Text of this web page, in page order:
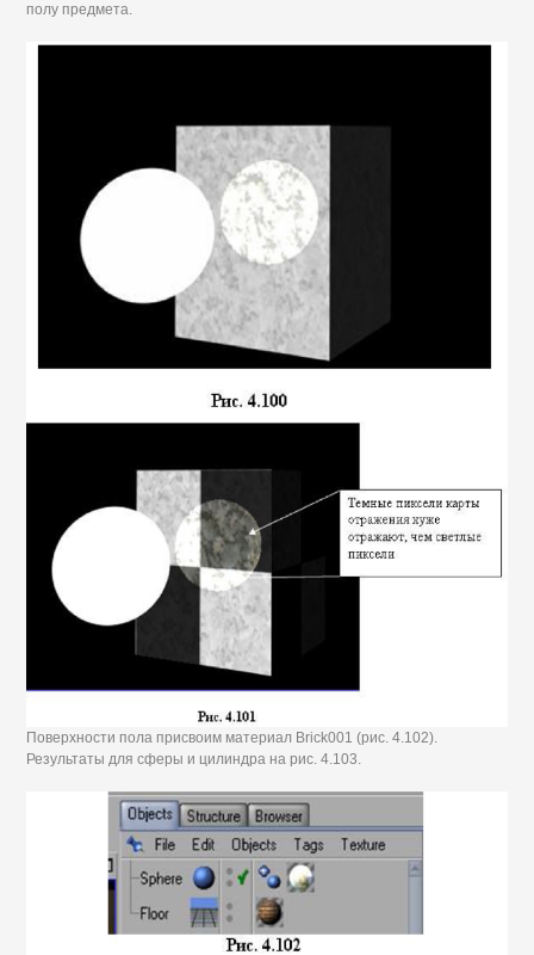
полу предмета.
Поверхности пола присвоим материал Brick001 (рис. 4.102).
Результаты для сферы и цилиндра на рис. 4.103.